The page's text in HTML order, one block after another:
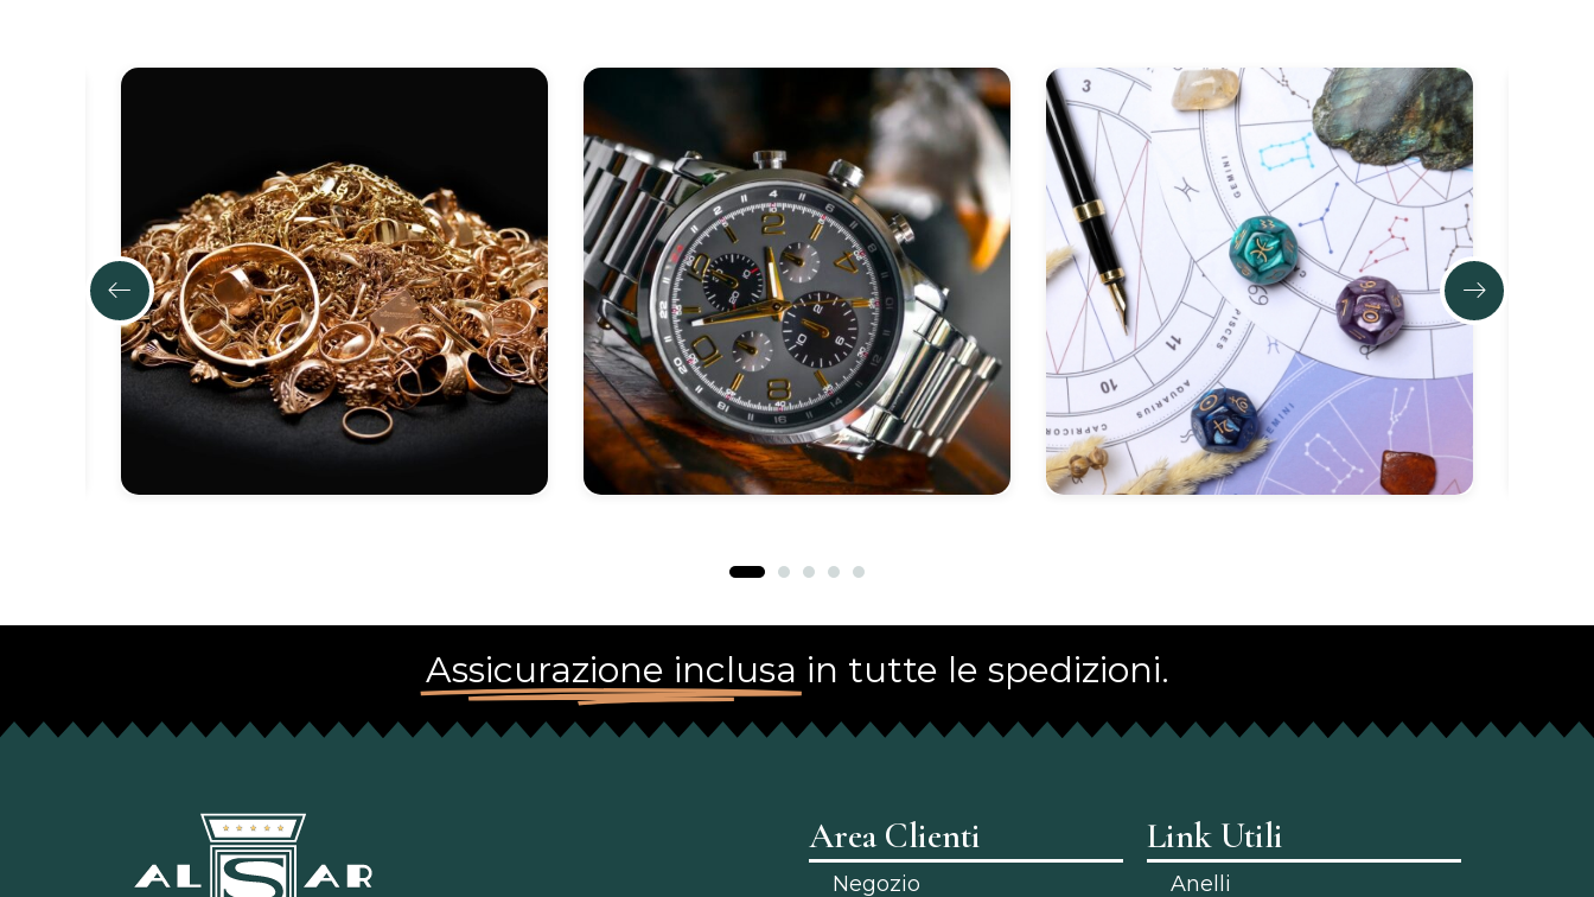
Assicurazione inclusa in tutte le spedizioni.
Area Clienti
Negozio
Link Utili
Anelli